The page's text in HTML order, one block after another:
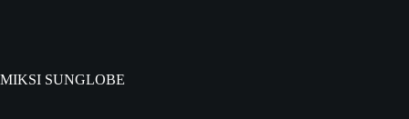
MIKSI SUNGLOBE